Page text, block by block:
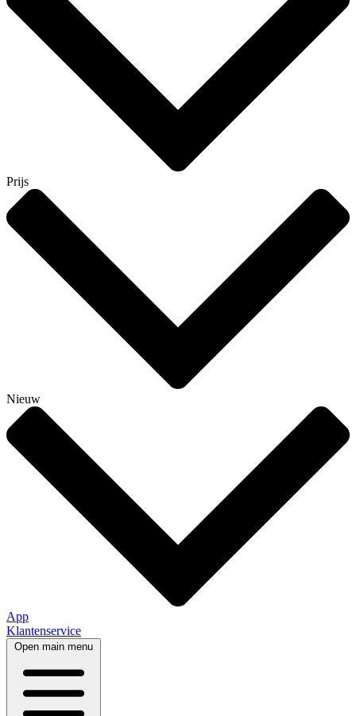
Prijs
Nieuw
App
Klantenservice
Open main menu